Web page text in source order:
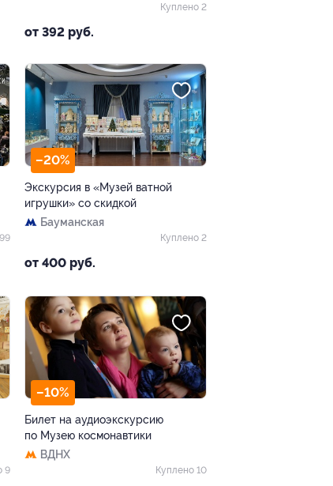
от 392 руб.
Куплено 2
–20%
Экскурсия в «Музей ватной
игрушки» со скидкой
Бауманская
от 400 руб.
Куплено 2
9
–10%
Билет на аудиоэкскурсию
по Музею космонавтики
ВДНХ
Куплено 10